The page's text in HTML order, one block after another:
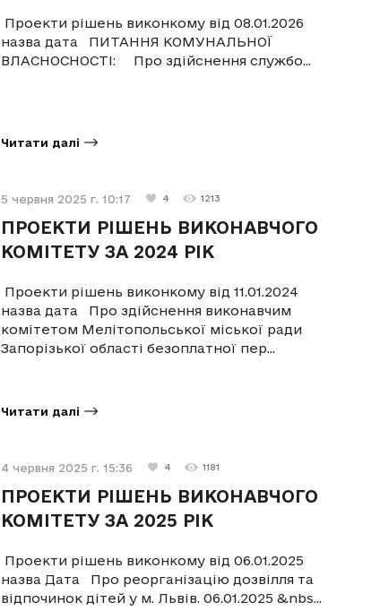
Проекти рішень виконкому від 08.01.2026
назва дата ПИТАННЯ КОМУНАЛЬНОЇ
ВЛАСНОСНОСТІ: Про здійснення службо...
Читати далі
5 червня 2025 г. 10:17 4 1213
ПРОЕКТИ РІШЕНЬ ВИКОНАВЧОГО
КОМІТЕТУ ЗА 2024 РІК
Проекти рішень виконкому від 11.01.2024
назва дата Про здійснення виконавчим
комітетом Мелітопольської міської ради
Запорізької області безоплатної пер...
Читати далі
4 червня 2025 г. 15:36 4 1181
ПРОЕКТИ РІШЕНЬ ВИКОНАВЧОГО
КОМІТЕТУ ЗА 2025 РІК
Проекти рішень виконкому від 06.01.2025
назва Дата Про реорганізацію дозвілля та
відпочинок дітей у м. Львів. 06.01.2025 &nbs...